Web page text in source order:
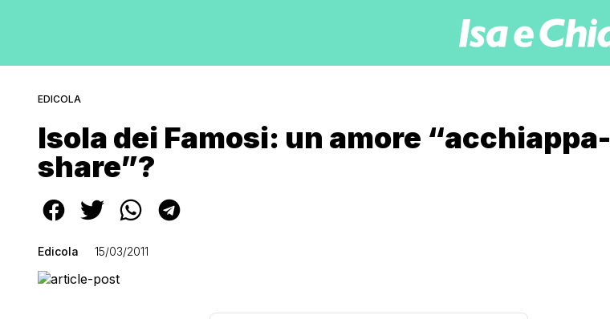
EDICOLA
Isola dei Famosi: un amore “acchiappa-
share”?
Edicola 15/03/2011